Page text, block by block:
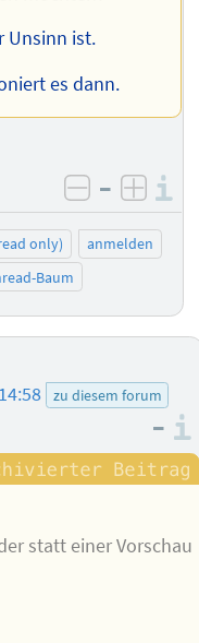
Unsinn ist.
es dann.
negativ
–
only)
anmelden
Baum
zu diesem forum
–
statt einer Vorschau